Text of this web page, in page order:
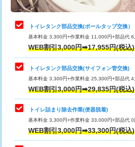
トイレタンク部品交換(ボールタップ交換）
基本料金 3,300円+作業料金 11,000円+部品代
WEB割引3,000円➡17,955円(税込)
トイレタンク部品交換(サイフォン管交換)
基本料金 3,300円+作業料金 25,300円+部品代
WEB割引3,000円➡29,835円(税込)
トイレ詰まり除去作業(便器脱着)
基本料金 3,300円+作業料金 33,000円+部品代
WEB割引3,000円➡33,300円(税込)